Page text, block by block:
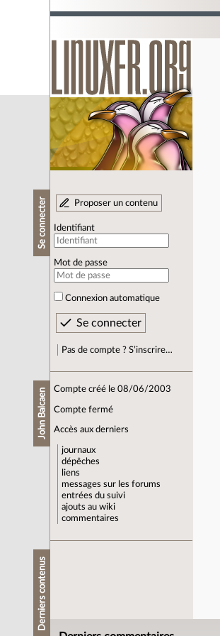
Se connecter Proposer un contenu
Identifiant
Mot de passe
Connexion automatique
Pas de compte ? S’inscrire…
John Balcaen Compte créé le 08/06/2003
Compte fermé
Accès aux derniers
journaux
dépêches
liens
messages sur les forums
entrées du suivi
ajouts au wiki
commentaires
Derniers contenus